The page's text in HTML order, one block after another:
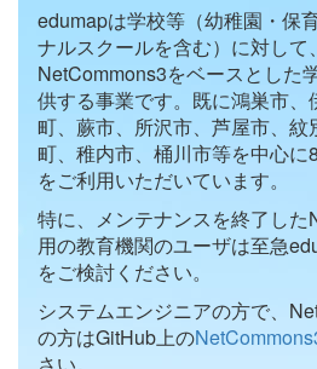
edumapは学校等（幼稚園・保
ナルスクールを含む）に対して
NetCommons3をベースとした
供する事業です。既に鴻巣市
町、蕨市、所沢市、芦屋市、紋
町、稚内市、桶川市等を中心
をご利用いただいています。
特に、メンテナンスを終了し
用の教育機関のユーザは至急
をご検討ください。
システムエンジニアの方で、
の方はGitHub上の